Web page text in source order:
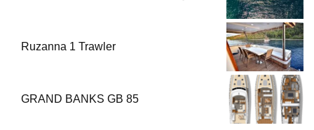
Ruzanna 1 Trawler
GRAND BANKS GB 85